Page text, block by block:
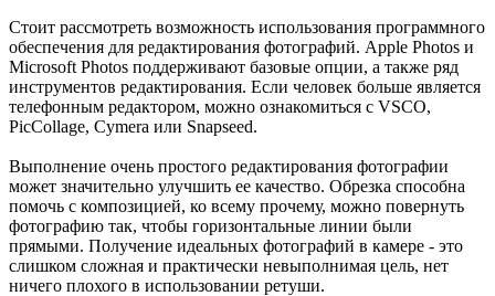
Стоит рассмотреть возможность использования программного
обеспечения для редактирования фотографий. Apple Photos и
Microsoft Photos поддерживают базовые опции, а также ряд
инструментов редактирования. Если человек больше является
телефонным редактором, можно ознакомиться с VSCO,
PicCollage, Cymera или Snapseed.
Выполнение очень простого редактирования фотографии
может значительно улучшить ее качество. Обрезка способна
помочь с композицией, ко всему прочему, можно повернуть
фотографию так, чтобы горизонтальные линии были
прямыми. Получение идеальных фотографий в камере - это
слишком сложная и практически невыполнимая цель, нет
ничего плохого в использовании ретуши.